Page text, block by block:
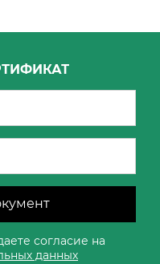
согласие на
данных